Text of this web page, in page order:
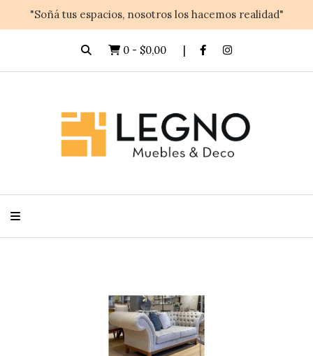
"Soñá tus espacios, nosotros los hacemos realidad"
0 - $0,00